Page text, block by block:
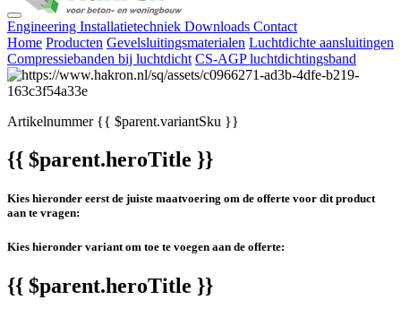
Engineering Installatietechniek Downloads Contact
Home Producten Gevelsluitingsmaterialen Luchtdichte aansluitingen
Compressiebanden bij luchtdicht CS-AGP luchtdichtingsband
Artikelnummer{{ $parent.variantSku }}
{{ $parent.heroTitle }}
Kies hieronder eerst de juiste maatvoering om de offerte voor dit product
aan te vragen:
Kies hieronder variant om toe te voegen aan de offerte:
{{ $parent.heroTitle }}